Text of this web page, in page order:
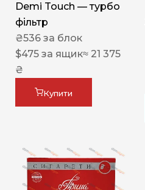
Demi Touch — турбо
фільтр
₴536 за блок
$475 за ящик≈ 21 375
₴
Купити